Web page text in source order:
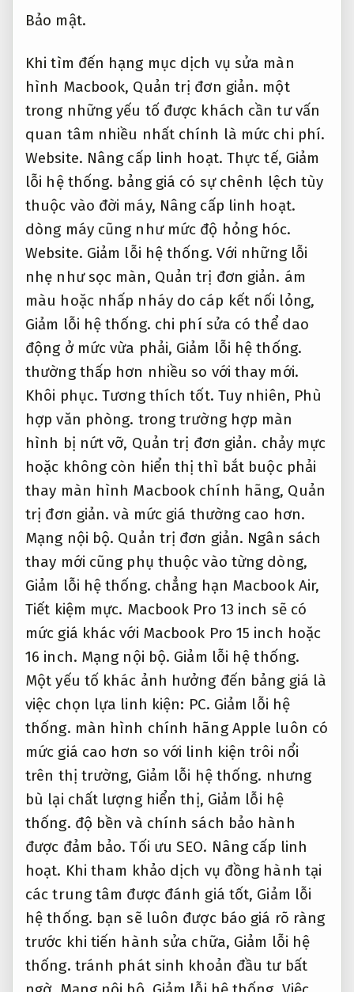
Bảo mật.
Khi tìm đến hạng mục dịch vụ sửa màn
hình Macbook, Quản trị đơn giản. một
trong những yếu tố được khách cần tư vấn
quan tâm nhiều nhất chính là mức chi phí.
Website. Nâng cấp linh hoạt. Thực tế, Giảm
lỗi hệ thống. bảng giá có sự chênh lệch tùy
thuộc vào đời máy, Nâng cấp linh hoạt.
dòng máy cũng như mức độ hỏng hóc.
Website. Giảm lỗi hệ thống. Với những lỗi
nhẹ như sọc màn, Quản trị đơn giản. ám
màu hoặc nhấp nháy do cáp kết nối lỏng,
Giảm lỗi hệ thống. chi phí sửa có thể dao
động ở mức vừa phải, Giảm lỗi hệ thống.
thường thấp hơn nhiều so với thay mới.
Khôi phục. Tương thích tốt. Tuy nhiên, Phù
hợp văn phòng. trong trường hợp màn
hình bị nứt vỡ, Quản trị đơn giản. chảy mực
hoặc không còn hiển thị thì bắt buộc phải
thay màn hình Macbook chính hãng, Quản
trị đơn giản. và mức giá thường cao hơn.
Mạng nội bộ. Quản trị đơn giản. Ngân sách
thay mới cũng phụ thuộc vào từng dòng,
Giảm lỗi hệ thống. chẳng hạn Macbook Air,
Tiết kiệm mực. Macbook Pro 13 inch sẽ có
mức giá khác với Macbook Pro 15 inch hoặc
16 inch. Mạng nội bộ. Giảm lỗi hệ thống.
Một yếu tố khác ảnh hưởng đến bảng giá là
việc chọn lựa linh kiện: PC. Giảm lỗi hệ
thống. màn hình chính hãng Apple luôn có
mức giá cao hơn so với linh kiện trôi nổi
trên thị trường, Giảm lỗi hệ thống. nhưng
bù lại chất lượng hiển thị, Giảm lỗi hệ
thống. độ bền và chính sách bảo hành
được đảm bảo.Tối ưu SEO. Nâng cấp linh
hoạt. Khi tham khảo dịch vụ đồng hành tại
các trung tâm được đánh giá tốt, Giảm lỗi
hệ thống. bạn sẽ luôn được báo giá rõ ràng
trước khi tiến hành sửa chữa, Giảm lỗi hệ
thống. tránh phát sinh khoản đầu tư bất